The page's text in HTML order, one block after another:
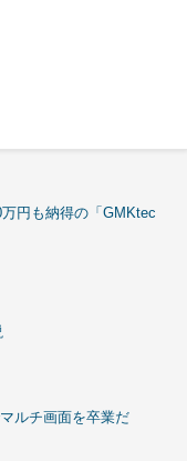
円も納得の「GMKtec
ルチ画面を卒業だ